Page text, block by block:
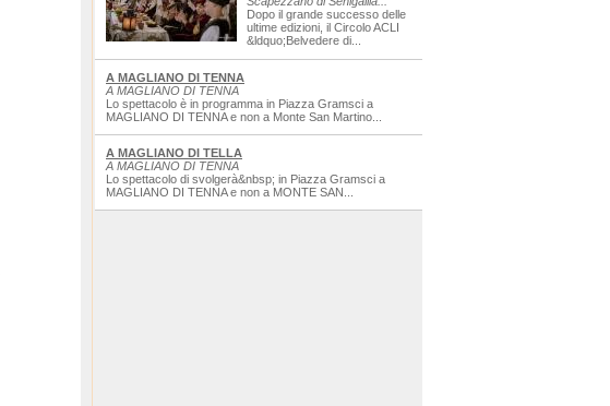
Dopo il grande successo delle
ultime edizioni, il Circolo ACLI
&ldquo;Belvedere di...
A MAGLIANO DI TENNA
A MAGLIANO DI TENNA
Lo spettacolo è in programma in Piazza Gramsci a
MAGLIANO DI TENNA e non a Monte San Martino...
A MAGLIANO DI TELLA
A MAGLIANO DI TENNA
Lo spettacolo di svolgerà&nbsp; in Piazza Gramsci a
MAGLIANO DI TENNA e non a MONTE SAN...